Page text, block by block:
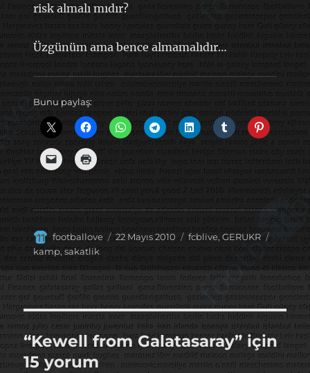
risk almalı mıdır?
Üzgünüm ama bence almamalıdır…
Bunu paylaş:
Yazar
footballove
Yayın
22 Mayıs 2010 Kategoriler
fcblive, GERUKR
kamp, sakatlik
“Kewell from Galatasaray” için
15 yorum